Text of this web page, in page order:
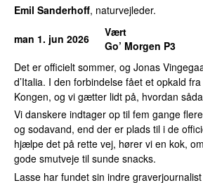
Emil Sanderhoff, naturvejleder.
man 1. jun 2026
Vært
Go’ Morgen P3
Det er officielt sommer, og Jonas
d’Italia. I den forbindelse fået et opkald
Kongen, og vi gætter lidt på, hvordan
Vi danskere indtager op til fem gange
og sodavand, end der er plads til i de
hjælpe det på rette vej, hører vi en kok,
gode smutveje til sunde snacks.
Lasse har fundet sin indre